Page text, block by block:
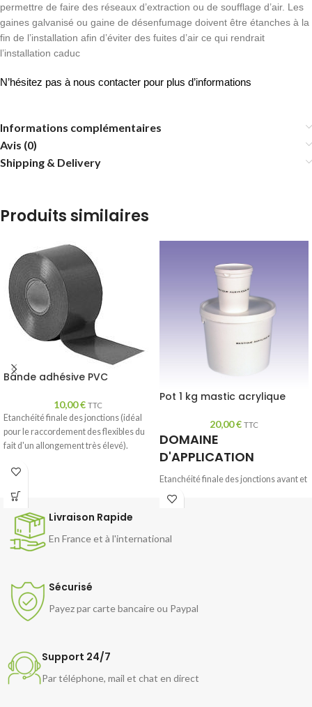
permettre de faire des réseaux d’extraction ou de soufflage d’air. Les
gaines galvanisé ou gaine de désenfumage doivent être étanches à la
fin de l’installation afin d’éviter des fuites d’air ce qui rendrait
l’installation caduc
N’hésitez pas à nous contacter pour plus d’informations
Informations complémentaires
Avis (0)
Shipping & Delivery
Produits similaires
Bande adhésive PVC
10,00€ TTC
Etanchéité finale des jonctions (idéal
pour le raccordement des flexibles du
fait d'un allongement très élevé).
Pot 1 kg mastic acrylique
20,00€ TTC
DOMAINE
D'APPLICATION
Etanchéité finale des jonctions avant et
après pose.
mécaniques des jonctions
Livraison Rapide
En France et à l'international
Sécurisé
Payez par carte bancaire ou Paypal
Support 24/7
Par téléphone, mail et chat en direct